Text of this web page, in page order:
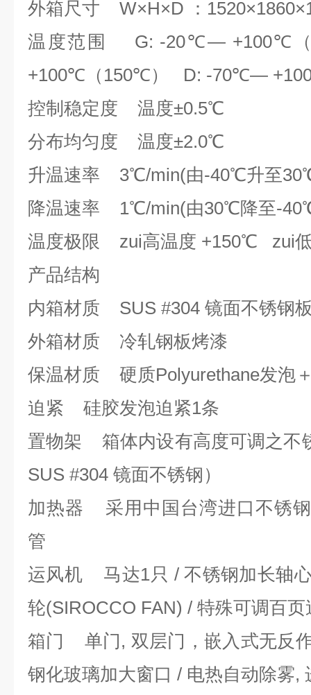
外箱尺寸 W×H×D ：
温度范围 G: -20℃— +100℃
+100℃（150℃） D: -70℃—
控制稳定度 温度±0.5℃
分布均匀度 温度±2.0℃
升温速率 3℃/min(由-40℃升至
降温速率 1℃/min(由30℃降至-
温度极限 zui高温度 +150℃ zui
产品结构
内箱材质 SUS #304 镜面不锈钢
外箱材质 冷轧钢板烤漆
保温材质 硬质Polyurethane发泡
迫紧 硅胶发泡迫紧1条
置物架 箱体内设有高度可调之不
SUS #304 镜面不锈钢）
加热器 采用中国台湾进口不锈
管
运风机 马达1只 / 不锈钢加长轴
轮(SIROCCO FAN) / 特殊可调百
箱门 单门, 双层门，嵌入式无反
钢化玻璃加大窗口 / 电热自动除雾,